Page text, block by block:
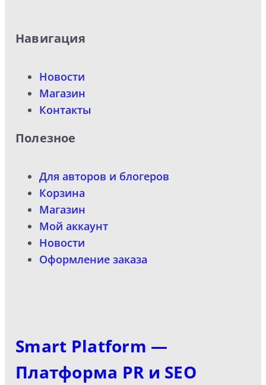
Навигация
Новости
Магазин
Контакты
Полезное
Для авторов и блогеров
Корзина
Магазин
Мой аккаунт
Новости
Оформление заказа
Smart Platform —
Платформа PR и SEO